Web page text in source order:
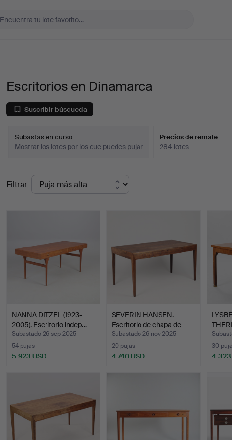
Escritorios en Dinamarca
Suscribir búsqueda
Subastas en curso
Mostrar los lotes por los que puedes pujar
Precios de remate
284 lotes
Precios
de
Filtrar
NANNA DITZEL (1923-
2005). Escritorio indep…
Subastado 26 sep 2025
54 pujas
5.923 USD
SEVERIN HANSEN.
Escritorio de chapa de
pal…
Subastado 26 nov 2025
20 pujas
4.740 USD
30
4.323